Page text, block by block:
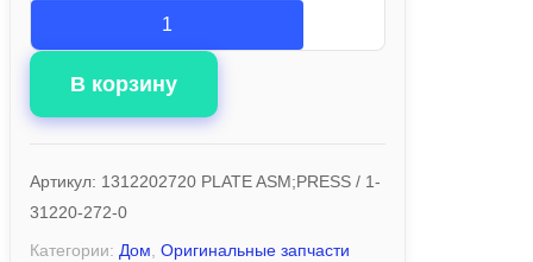
В корзину
Артикул: 1312202720 PLATE ASM;PRESS / 1-
31220-272-0
Категории: Дом Оригинальные запчасти